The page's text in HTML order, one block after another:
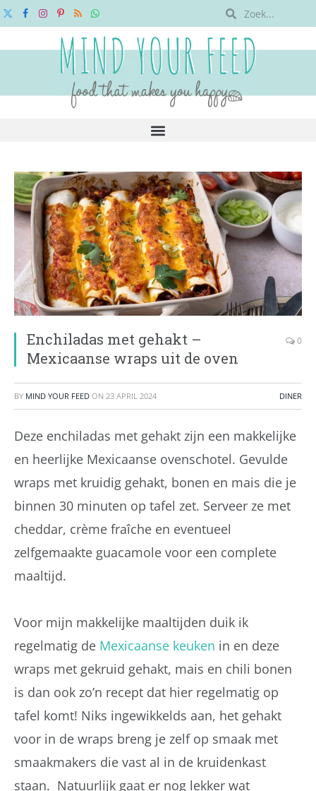
X
FacebookInstagram
Pinterest
RSSWhatsApp
Enchiladas met gehakt –
Mexicaanse wraps uit de oven
0
BY MIND YOUR FEED ON 23 APRIL 2024 DINER
Deze enchiladas met gehakt zijn een makkelijke
en heerlijke Mexicaanse ovenschotel. Gevulde
wraps met kruidig gehakt, bonen en mais die je
binnen 30 minuten op tafel zet. Serveer ze met
cheddar, crème fraîche en eventueel
zelfgemaakte guacamole voor een complete
maaltijd.
Voor mijn makkelijke maaltijden duik ik
regelmatig de Mexicaanse keuken in en deze
wraps met gekruid gehakt, mais en chili bonen
is dan ook zo’n recept dat hier regelmatig op
tafel komt! Niks ingewikkelds aan, het gehakt
voor in de wraps breng je zelf op smaak met
smaakmakers die vast al in de kruidenkast
staan. Natuurlijk gaat er nog lekker wat